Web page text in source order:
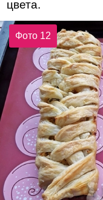
цвета.
Фото 12